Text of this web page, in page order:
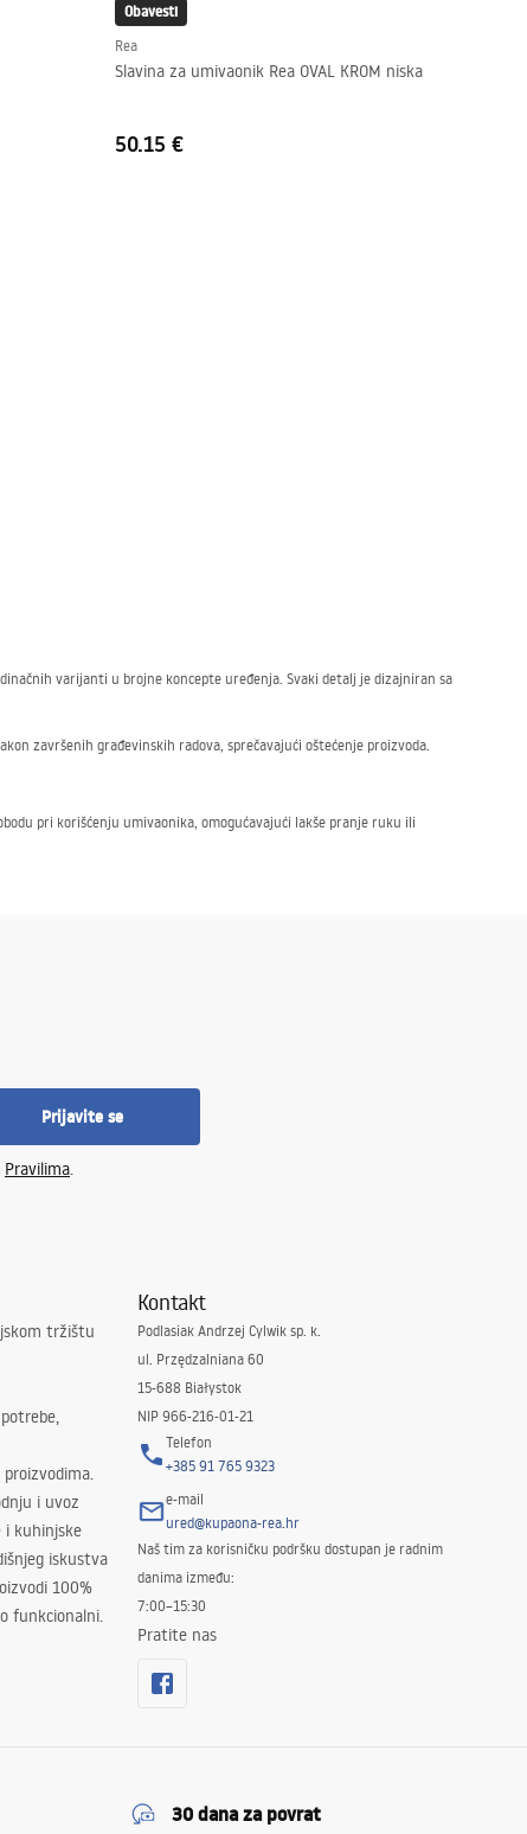
Obavesti
Rea
Slavina za umivaonik Rea OVAL KROM niska
50.15 €
varijanti u brojne koncepte uređenja. Svaki detalj je dizajniran sa
završenih građevinskih radova, sprečavajući oštećenje proizvoda.
pri korišćenju umivaonika, omogućavajući lakše pranje ruku ili
Prijavite se
Pravilima.
tržištu
i uvoz
i kuhinjske
iskustva
100%
funkcionalni.
Kontakt
Podlasiak Andrzej Cylwik sp. k.
ul. Przędzalniana 60
15-688 Białystok
NIP 966-216-01-21
Telefon
+385 91 765 9323
e-mail
ured@kupaona-rea.hr
Naš tim za korisničku podršku dostupan je radnim
danima između:
7:00–15:30
Pratite nas
30 dana za povrat